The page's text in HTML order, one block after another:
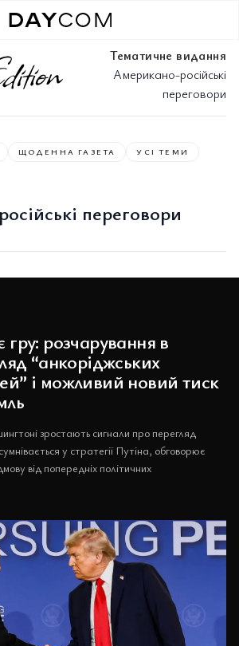
Тематичне видання
Американо-російські
переговори
ЩОДЕННА ГАЗЕТА УСІ ТЕМИ
переговори
розчарування в
“анкоріджських
і можливий новий тиск
зростають сигнали про перегляд
у стратегії Путіна, обговорює
від попередніх політичних